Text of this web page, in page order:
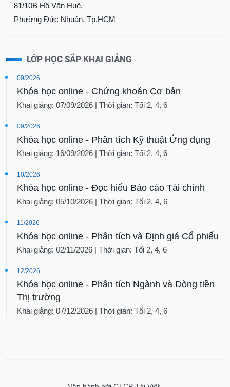
81/10B Hồ Văn Huê,
Phường Đức Nhuận, Tp.HCM
LỚP HỌC SẮP KHAI GIẢNG
09/2026
Khóa học online - Chứng khoán Cơ bản
Khai giảng: 07/09/2026 | Thời gian: Tối 2, 4, 6
09/2026
Khóa học online - Phân tích Kỹ thuật Ứng dụng
Khai giảng: 16/09/2026 | Thời gian: Tối 2, 4, 6
10/2026
Khóa học online - Đọc hiểu Báo cáo Tài chính
Khai giảng: 05/10/2026 | Thời gian: Tối 2, 4, 6
11/2026
Khóa học online - Phân tích và Định giá Cổ phiếu
Khai giảng: 02/11/2026 | Thời gian: Tối 2, 4, 6
12/2026
Khóa học online - Phân tích Ngành và Dòng tiền
Thị trường
Khai giảng: 07/12/2026 | Thời gian: Tối 2, 4, 6